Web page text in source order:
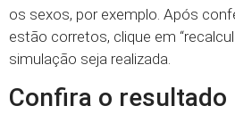
os sexos, por exemplo. Após
estão corretos, clique em
simulação seja realizada.
Confira o resultado